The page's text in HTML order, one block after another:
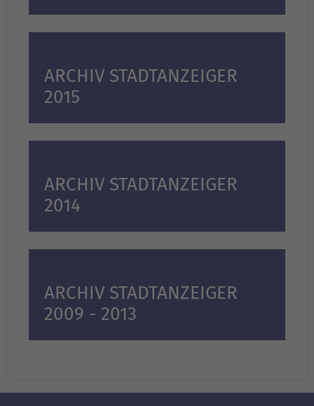
ARCHIV STADTANZEIGER
2015
ARCHIV STADTANZEIGER
2014
ARCHIV STADTANZEIGER
2009 - 2013